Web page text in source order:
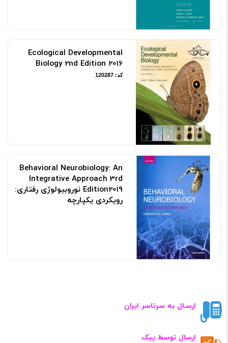
Ecological Developmental
Biology 2nd Edition 2016
کد: 120287
Behavioral Neurobiology: An
Integrative Approach 3rd
Edition2019 نوروبیولوژی رفتاری:
رویکردی یکپارچه
ارسـال به سرتاسر ایران
ارسال توسط پیک